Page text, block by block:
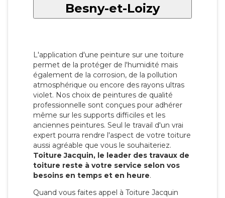
Besny-et-Loizy
L'application d'une peinture sur une toiture
permet de la protéger de l'humidité mais
également de la corrosion, de la pollution
atmosphérique ou encore des rayons ultras
violet. Nos choix de peintures de qualité
professionnelle sont conçues pour adhérer
même sur les supports difficiles et les
anciennes peintures. Seul le travail d'un vrai
expert pourra rendre l'aspect de votre toiture
aussi agréable que vous le souhaiteriez.
Toiture Jacquin, le leader des travaux de
toiture reste à votre service selon vos
besoins en temps et en heure.
Quand vous faites appel à Toiture Jacquin